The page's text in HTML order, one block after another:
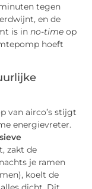
tegen
en de
is in no-time op
hoeft
van airco’s stijgt
energievreter.
zakt de
je ramen
koelt de